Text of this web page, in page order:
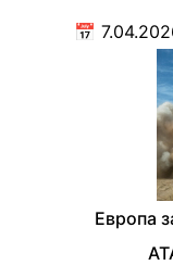
📅
Европа